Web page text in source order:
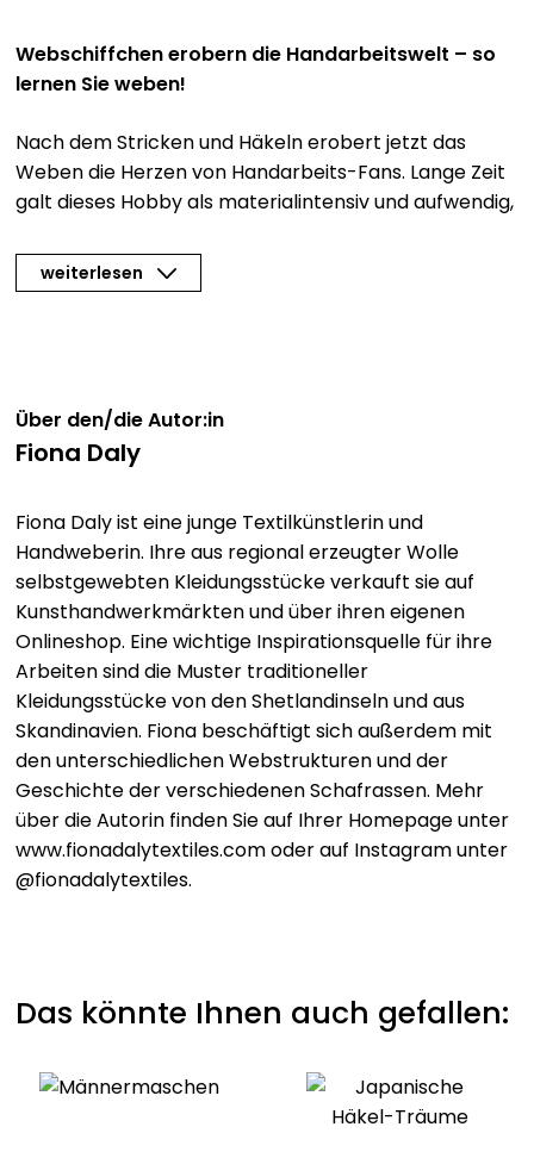
Webschiffchen erobern die Handarbeitswelt – so
lernen Sie weben!
Nach dem Stricken und Häkeln erobert jetzt das
Weben die Herzen von Handarbeits-Fans. Lange Zeit
galt dieses Hobby als materialintensiv und aufwendig,
Webrahmen hält das Weben Einzug ins Wohnzimmer!
Das Beste daran: Sie benötigen zum ersten
Weben mit oder ohne Webrahmen
Autorin Fiona Daly erklärt zunächst, wie man einen
kann. Damit können Sie sich kinderleicht an die ersten
Projekten wagen und die Technik üben. Perfekt für
jeden, der diese traditionelle Handarbeitstechnik
ohne große Materialschlacht, erst einmal
ausprobieren möchte. Wem das Basteln eines kleinen
Papp-Webrahmens zu aufwendig ist, der kann
natürlich auch alle im Buch vorgestellten Techniken
und –Web-Anleitungen auf einem normalen
Schulwebrahmen weben.
Das erwartet Sie im Buch:
– Weben lernen mit modernen Designs
auf dem Schulrahmen
– Tutorial zu Webrahmen aus Pappe selber
Erst nach Anleitung weben lernen, …
weiterlesen
Über den/die Autor:in
Fiona Daly
Fiona Daly ist eine junge Textilkünstlerin und
Handweberin. Ihre aus regional erzeugter Wolle
selbstgewebten Kleidungsstücke verkauft sie auf
Kunsthandwerkmärkten und über ihren eigenen
Onlineshop. Eine wichtige Inspirationsquelle für ihre
Arbeiten sind die Muster traditioneller
Kleidungsstücke von den Shetlandinseln und aus
Skandinavien. Fiona beschäftigt sich außerdem mit
den unterschiedlichen Webstrukturen und der
Geschichte der verschiedenen Schafrassen. Mehr
über die Autorin finden Sie auf Ihrer Homepage unter
www.fionadalytextiles.com oder auf Instagram unter
@fionadalytextiles.
Das könnte Ihnen auch gefallen: